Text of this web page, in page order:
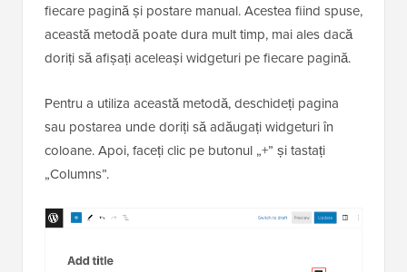
fiecare pagină și postare manual. Acestea fiind spuse,
această metodă poate dura mult timp, mai ales dacă
doriți să afișați aceleași widgeturi pe fiecare pagină.
Pentru a utiliza această metodă, deschideți pagina
sau postarea unde doriți să adăugați widgeturi în
coloane. Apoi, faceți clic pe butonul „+” și tastați
„Columns”.